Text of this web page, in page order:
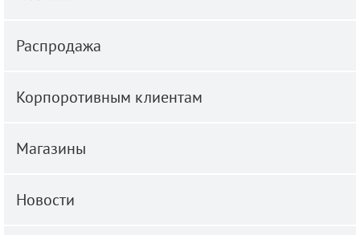
Распродажа
Корпоротивным клиентам
Магазины
Новости